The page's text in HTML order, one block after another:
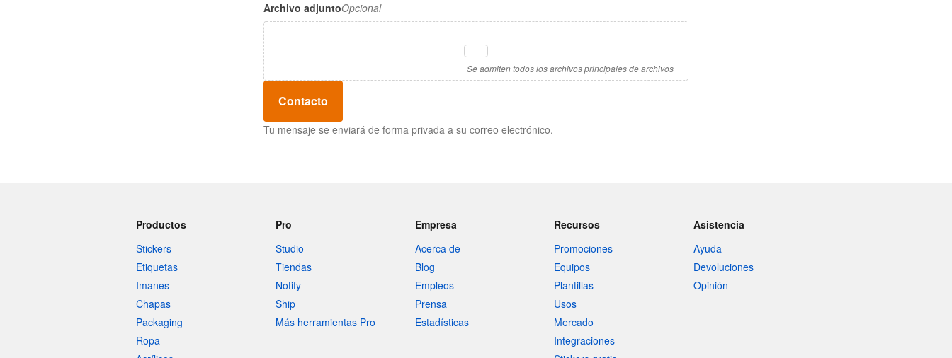
Archivo adjuntoOpcional
Se admiten todos los archivos principales de archivos
Contacto
Tu mensaje se enviará de forma privada a su correo electrónico.
Productos
Stickers
Etiquetas
Imanes
Chapas
Packaging
Ropa
Pro
Studio
Tiendas
Notify
Ship
Más herramientas Pro
Empresa
Acerca de
Blog
Empleos
Prensa
Estadísticas
Recursos
Promociones
Equipos
Plantillas
Usos
Mercado
Integraciones
Asistencia
Ayuda
Devoluciones
Opinión